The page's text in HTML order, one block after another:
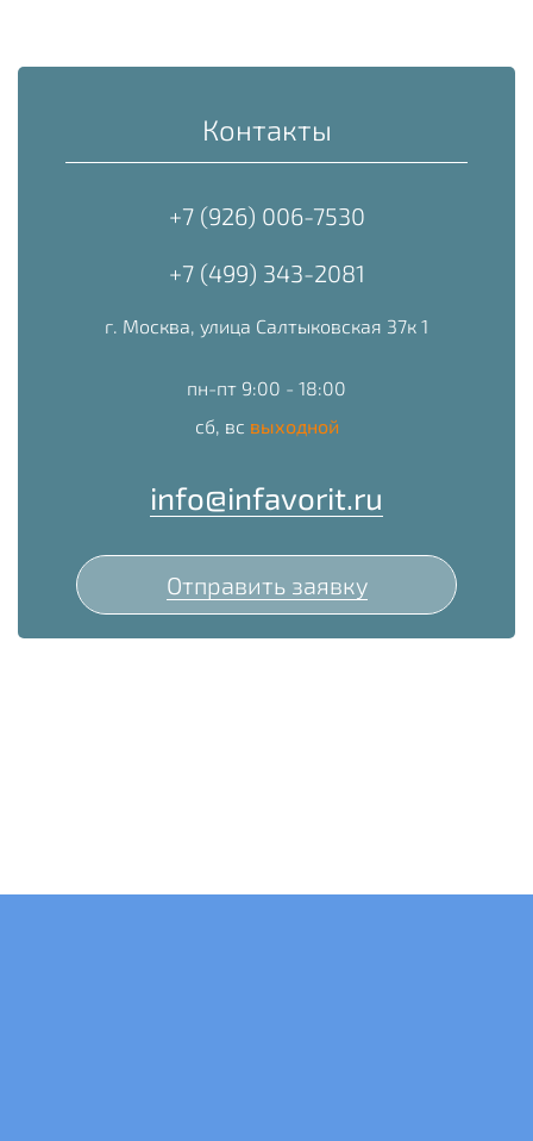
Контакты
+7 (926) 006-7530
+7 (499) 343-2081
г. Москва, улица Салтыковская 37к 1
пн-пт 9:00 - 18:00
сб, вс выходной
info@infavorit.ru
Отправить заявку